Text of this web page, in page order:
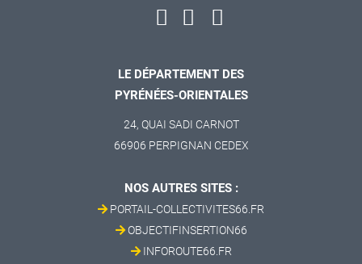
LE DÉPARTEMENT DES
PYRÉNÉES-ORIENTALES
24, QUAI SADI CARNOT
66906 PERPIGNAN CEDEX
NOS AUTRES SITES :
PORTAIL-COLLECTIVITES66.FR
OBJECTIFINSERTION66
INFOROUTE66.FR